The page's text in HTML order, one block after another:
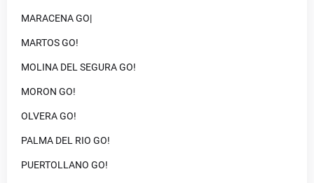
MARACENA GO|
MARTOS GO!
MOLINA DEL SEGURA GO!
MORON GO!
OLVERA GO!
PALMA DEL RIO GO!
PUERTOLLANO GO!